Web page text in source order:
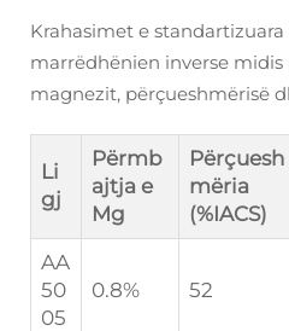
Krahasimet e
marrëdhënien inverse midis
magnezit, përçueshmërisë
Li
gj
Përmb
ajtja e
Mg
Përçuesh
mëria
(%IACS)
AA
50
05
0.8% 52